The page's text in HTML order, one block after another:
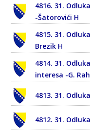
4816. 31.
-Šatorovići H
4815. 31.
Brezik H
4814. 31.
interesa -G.
4813. 31.
4812. 31.